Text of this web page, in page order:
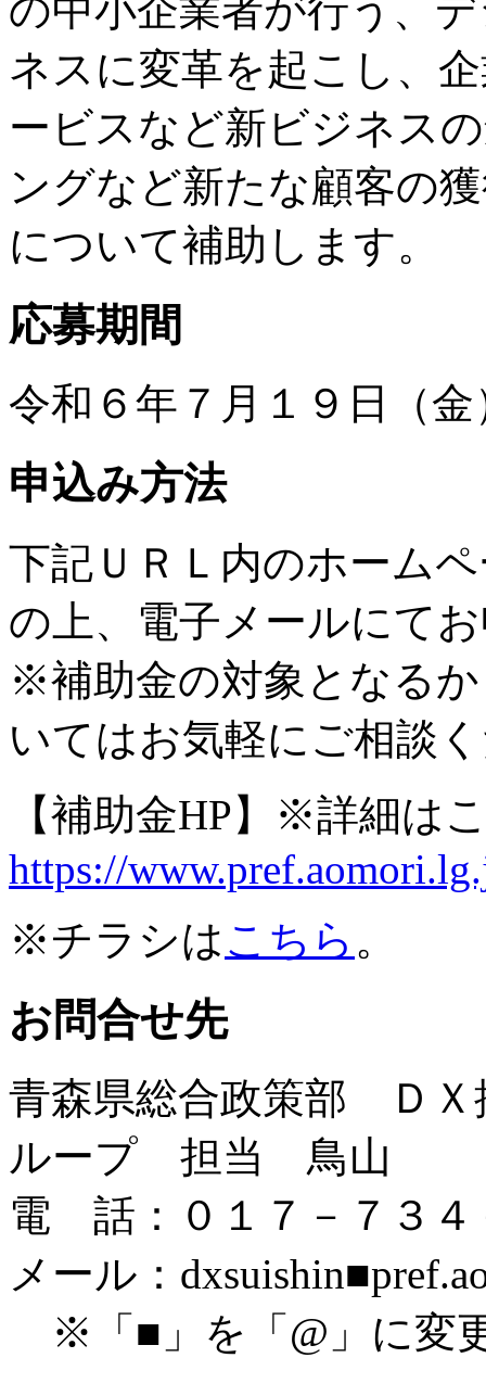
の中小企業者が行う、
ネスに変革を起こし、
ービスなど新ビジネス
ングなど新たな顧客の
について補助します。
応募期間
令和６年７月１９日（
申込み方法
下記ＵＲＬ内のホーム
の上、電子メールにて
※補助金の対象となる
いてはお気軽にご相談
【補助金HP】※詳細は
https://
※チラシはこちら 。
お問合せ先
青森県総合政策部 Ｄ
ループ 担当 鳥山
電 話：０１７－７３４
メール：
※「■」を「@」に変